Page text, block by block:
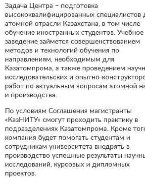
Задача Центра – подготовка
высококвалифицированных специалистов
атомной отрасли Казахстана, в том числе
обучение иностранных студентов. Учебное
заведение займется совершенствованием
методов и технологий обучения по
направлениям, необходимым для
Казатомпрома, а также проведением
исследовательских и опытно-
работ по актуальным вопросам атомной
и производства.
По условиям Соглашения магистранты
«КазНИТУ» смогут проходить практику в
подразделениях Казатомпрома. Кроме
компания будет помогать студентам и
сотрудникам университета внедрять в
производство успешные результаты
исследований, курсовых и дипломных
проектов.